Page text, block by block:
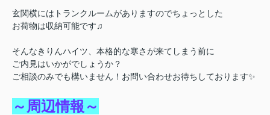
玄関横にはトランクルームがありますのでちょっとした
お荷物は収納可能です♫
そんなきりんハイツ、本格的な寒さが来てしまう前に
ご内見はいかがでしょうか？
ご相談のみでも構いません！お問い合わせお待ちしております✨️
～周辺情報～